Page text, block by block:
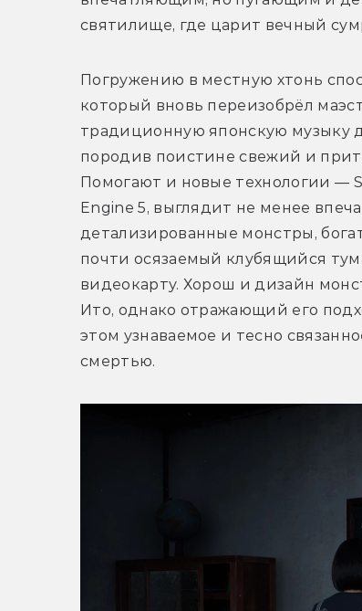
святилище, где царит вечный
Погружению в местную хтонь
который вновь переизобрёл
традиционную японскую музыку
породив поистине свежий и
Помогают и новые технологии —
Engine 5, выглядит не менее
детализированные монстры,
почти осязаемый клубящийся
видеокарту. Хорош и дизайн
Ито, однако отражающий его
этом узнаваемое и тесно
смертью.